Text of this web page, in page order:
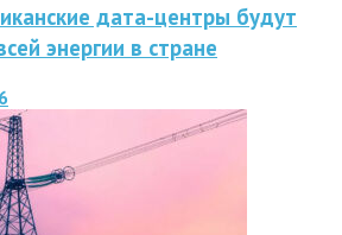
дата-центры будут
энергии в стране